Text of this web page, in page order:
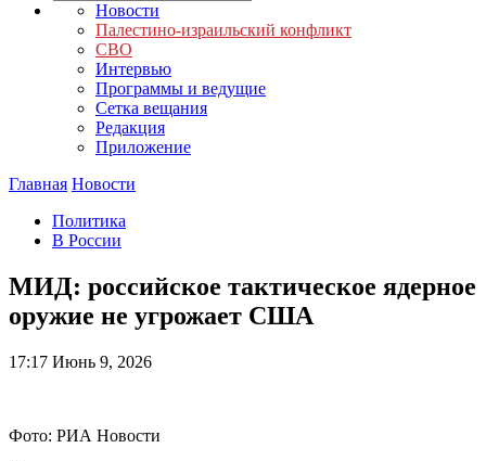
Новости
Палестино-израильский конфликт
СВО
Интервью
Программы и ведущие
Сетка вещания
Редакция
Приложение
Главная Новости
Политика
В России
МИД: российское тактическое ядерное
оружие не угрожает США
17:17 Июнь 9, 2026
Фото: РИА Новости